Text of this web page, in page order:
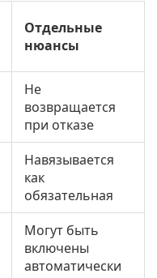
Отдельные
нюансы
Не
возвращается
при отказе
Навязывается
как
обязательная
Могут быть
включены
автоматически